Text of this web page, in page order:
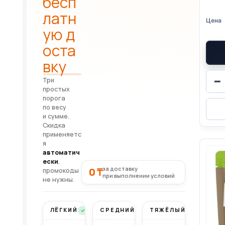
−
латн
ую д
оста
вку
Три
простых
порога
по весу
и сумме.
Скидка
применяетс
я
автоматич
ески,
промокоды
не нужны.
0 ₸за доставку
при выполнении условий
ЛЁГКИЙ Бесплатно
СРЕДНИЙ Бесплатно
ТЯЖЁЛЫЙ Бесплатно